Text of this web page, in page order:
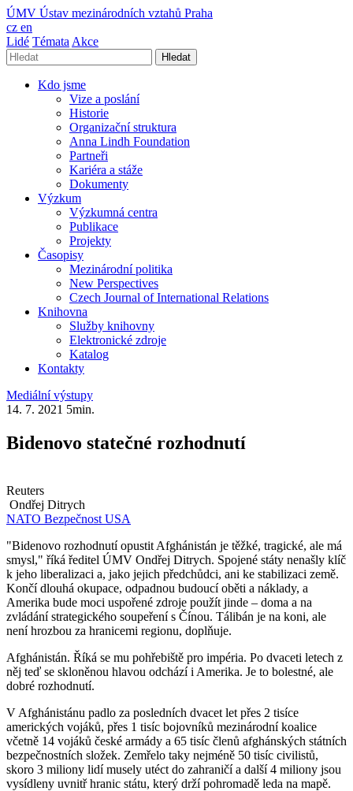
ÚMV Ústav mezinárodních vztahů Praha
cz en
Lidé Témata Akce
Hledat
Kdo jsme
Vize a poslání
Historie
Organizační struktura
Anna Lindh Foundation
Partneři
Kariéra a stáže
Dokumenty
Výzkum
Výzkumná centra
Publikace
Projekty
Časopisy
Mezinárodní politika
New Perspectives
Czech Journal of International Relations
Knihovna
Služby knihovny
Elektronické zdroje
Katalog
Kontakty
Mediální výstupy
14. 7. 2021 5min.
Bidenovo statečné rozhodnutí
Reuters
Ondřej Ditrych
NATO Bezpečnost USA
"Bidenovo rozhodnutí opustit Afghánistán je těžké, tragické, ale má
smysl," říká ředitel ÚMV Ondřej Ditrych. Spojené státy nenašly klíč
k jeho liberalizaci a, jako jejich předchůdci, ani ke stabilizaci země.
Končí dlouhá okupace, odpadnou budoucí oběti a náklady, a
Amerika bude moci uspořené zdroje použít jinde – doma a na
zvládání strategického soupeření s Čínou. Tálibán je na koni, ale
není hrozbou za hranicemi regionu, doplňuje.
Afghánistán. Říká se mu pohřebiště pro impéria. Po dvaceti letech z
něj teď se skloněnou hlavou odchází i Amerika. Je to bolestné, ale
dobré rozhodnutí.
V Afghánistánu padlo za posledních dvacet let přes 2 tisíce
amerických vojáků, přes 1 tisíc bojovníků mezinárodní koalice
včetně 14 vojáků české armády a 65 tisíc členů afghánských státních
bezpečnostních složek. Zemřelo taky nejméně 50 tisíc civilistů,
skoro 3 miliony lidí musely utéct do zahraničí a další 4 miliony jsou
vysídleny uvnitř hranic státu, který drží pohromadě leda na mapě.